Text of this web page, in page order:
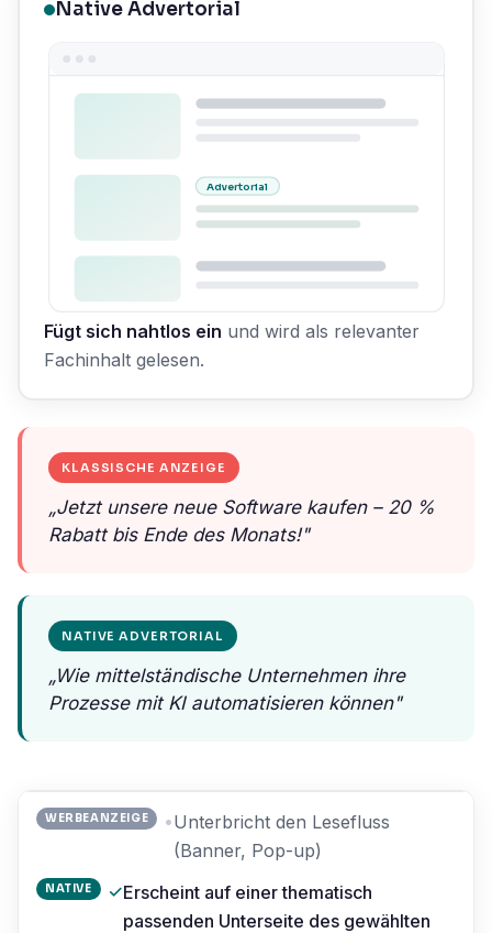
Native Advertorial
Advertorial
Fügt sich nahtlos ein und wird als relevanter
Fachinhalt gelesen.
KLASSISCHE ANZEIGE
„Jetzt unsere neue Software kaufen – 20 %
Rabatt bis Ende des Monats!"
NATIVE ADVERTORIAL
„Wie mittelständische Unternehmen ihre
Prozesse mit KI automatisieren können"
WERBEANZEIGE •Unterbricht den Lesefluss
(Banner, Pop-up)
NATIVE ✓Erscheint auf einer thematisch
passenden Unterseite des gewählten